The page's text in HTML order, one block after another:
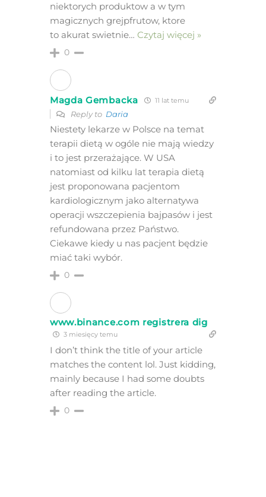
niektorych produktow a w tym
magicznych grejpfrutow, ktore
to akurat swietnie… Czytaj więcej »
0
Magda Gembacka 11 lat temu
Reply to Daria
Niestety lekarze w Polsce na temat
terapii dietą w ogóle nie mają wiedzy
i to jest przerażające. W USA
natomiast od kilku lat terapia dietą
jest proponowana pacjentom
kardiologicznym jako alternatywa
operacji wszczepienia bajpasów i jest
refundowana przez Państwo.
Ciekawe kiedy u nas pacjent będzie
miać taki wybór.
0
www.binance.com registrera dig
3 miesięcy temu
I don’t think the title of your article
matches the content lol. Just kidding,
mainly because I had some doubts
after reading the article.
0